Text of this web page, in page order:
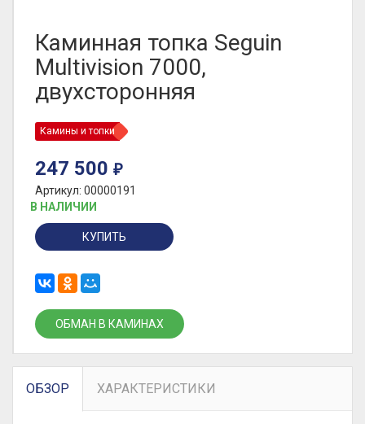
Каминная топка Seguin
Multivision 7000,
двухсторонняя
Камины и топки
247 500 ₽
Артикул: 00000191
В НАЛИЧИИ
КУПИТЬ
ОБМАН В КАМИНАХ
ОБЗОР ХАРАКТЕРИСТИКИ